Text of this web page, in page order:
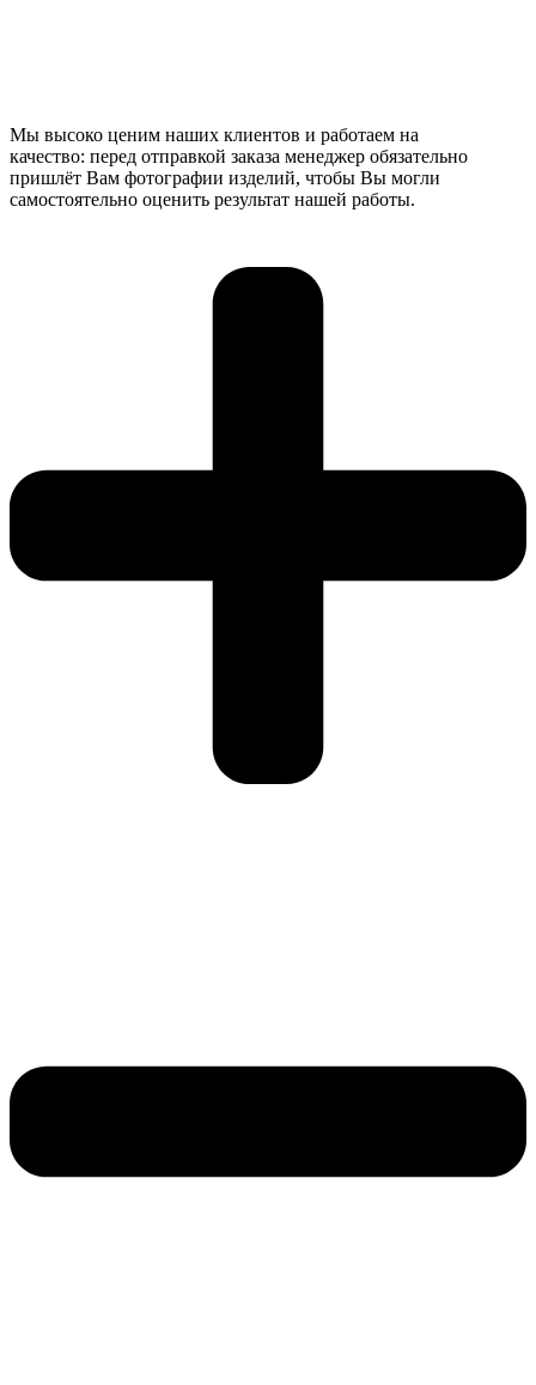
Мы высоко ценим наших клиентов и работаем на
качество: перед отправкой заказа менеджер обязательно
пришлёт Вам фотографии изделий, чтобы Вы могли
самостоятельно оценить результат нашей работы.